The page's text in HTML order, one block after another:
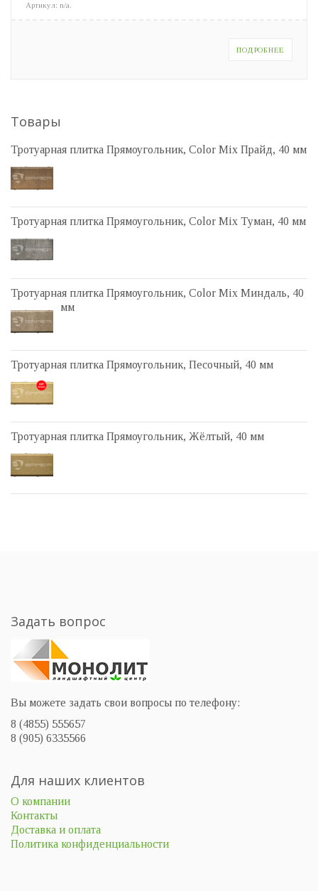
Артикул: n/a.
ПОДРОБНЕЕ
Товары
Тротуарная плитка Прямоугольник, Color Mix Прайд, 40 мм
Тротуарная плитка Прямоугольник, Color Mix Туман, 40 мм
Тротуарная плитка Прямоугольник, Color Mix Миндаль, 40
мм
Тротуарная плитка Прямоугольник, Песочный, 40 мм
Тротуарная плитка Прямоугольник, Жёлтый, 40 мм
Задать вопрос
Вы можете задать свои вопросы по телефону:
8 (4855) 555657
8 (905) 6335566
Для наших клиентов
О компании
Контакты
Доставка и оплата
Политика конфиденциальности